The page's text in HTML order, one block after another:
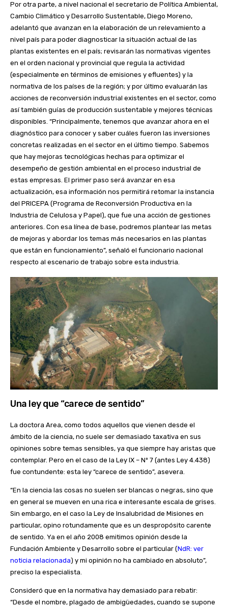
Por otra parte, a nivel nacional el secretario de Política Ambiental,
Cambio Climático y Desarrollo Sustentable, Diego Moreno,
adelantó que avanzan en la elaboración de un relevamiento a
nivel país para poder diagnosticar la situación actual de las
plantas existentes en el país; revisarán las normativas vigentes
en el orden nacional y provincial que regula la actividad
(especialmente en términos de emisiones y efluentes) y la
normativa de los países de la región; y por último evaluarán las
acciones de reconversión industrial existentes en el sector, como
así también guías de producción sustentable y mejores técnicas
disponibles. “Principalmente, tenemos que avanzar ahora en el
diagnóstico para conocer y saber cuáles fueron las inversiones
concretas realizadas en el sector en el último tiempo. Sabemos
que hay mejoras tecnológicas hechas para optimizar el
desempeño de gestión ambiental en el proceso industrial de
estas empresas. El primer paso será avanzar en esa
actualización, esa información nos permitirá retomar la instancia
del PRICEPA (Programa de Reconversión Productiva en la
Industria de Celulosa y Papel), que fue una acción de gestiones
anteriores. Con esa línea de base, podremos plantear las metas
de mejoras y abordar los temas más necesarios en las plantas
que están en funcionamiento”, señaló el funcionario nacional
respecto al escenario de trabajo sobre esta industria.
Una ley que “carece de sentido”
La doctora Area, como todos aquellos que vienen desde el
ámbito de la ciencia, no suele ser demasiado taxativa en sus
opiniones sobre temas sensibles, ya que siempre hay aristas que
contemplar. Pero en el caso de la Ley IX – Nº 7 (antes Ley 4.438)
fue contundente: esta ley “carece de sentido”, asevera.
“En la ciencia las cosas no suelen ser blancas o negras, sino que
en general se mueven en una rica e interesante escala de grises.
Sin embargo, en el caso la Ley de Insalubridad de Misiones en
particular, opino rotundamente que es un despropósito carente
de sentido. Ya en el año 2008 emitimos opinión desde la
Fundación Ambiente y Desarrollo sobre el particular (NdR: ver
noticia relacionada) y mi opinión no ha cambiado en absoluto”,
preciso la especialista.
Consideró que en la normativa hay demasiado para rebatir:
“Desde el nombre, plagado de ambigüedades, cuando se supone